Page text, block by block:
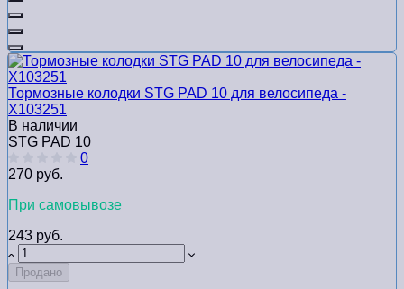
Тормозные колодки STG PAD 10 для велосипедa -
Х103251
В наличии
STG PAD 10
0
270 руб.
При самовывозе
243 руб.
Продано